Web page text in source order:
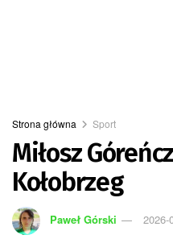
Strona główna Sport
Miłosz
Kołobrzeg
Paweł Górski 2026-